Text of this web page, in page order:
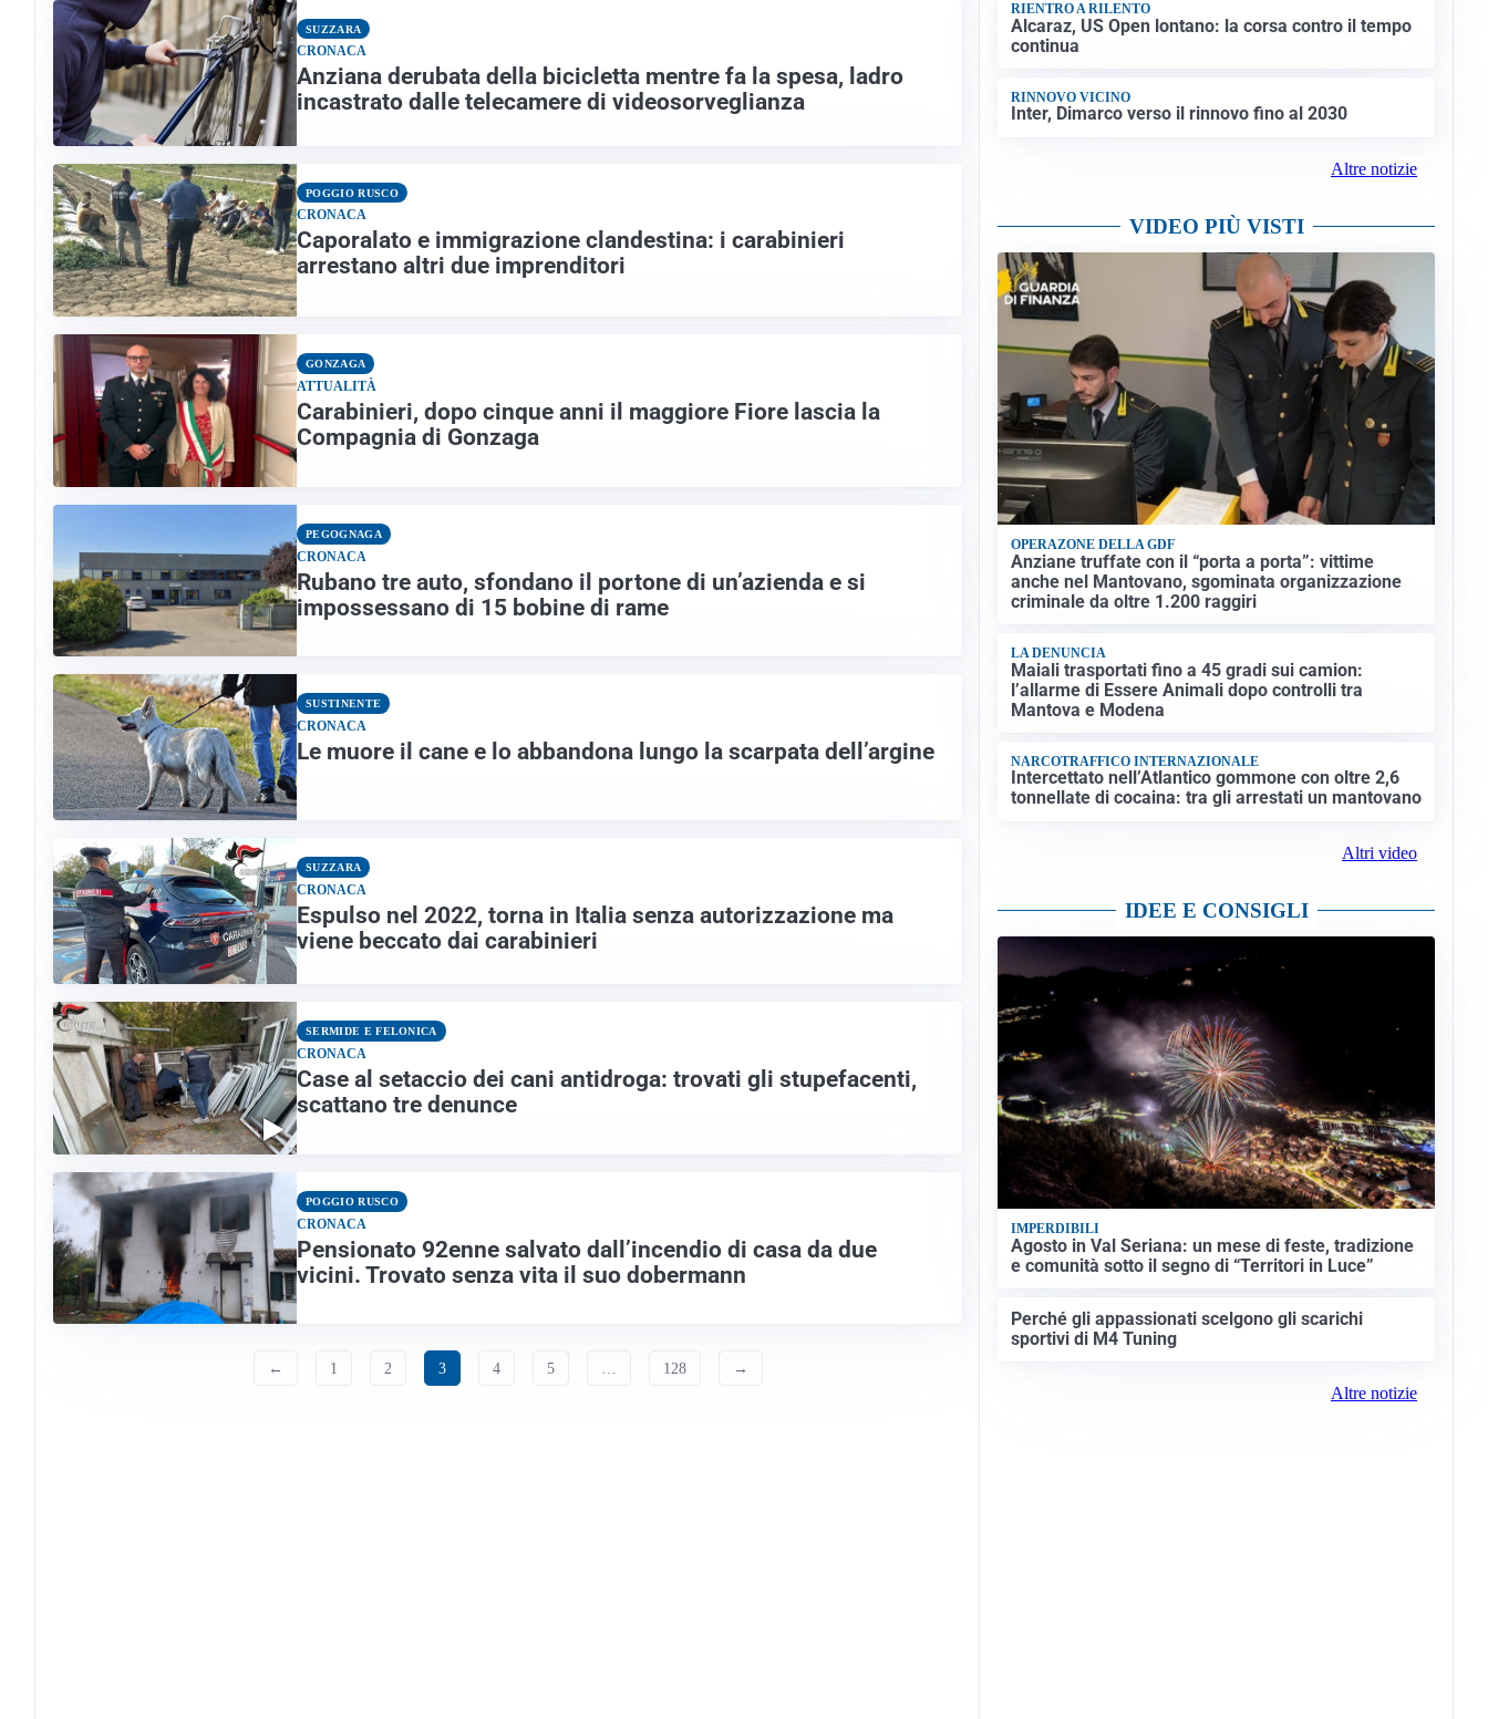
SUZZARA
CRONACA
Anziana derubata della bicicletta mentre fa la spesa, ladro
incastrato dalle telecamere di videosorveglianza
POGGIO RUSCO
CRONACA
Caporalato e immigrazione clandestina: i carabinieri
arrestano altri due imprenditori
GONZAGA
ATTUALITÀ
Carabinieri, dopo cinque anni il maggiore Fiore lascia la
Compagnia di Gonzaga
PEGOGNAGA
CRONACA
Rubano tre auto, sfondano il portone di un’azienda e si
impossessano di 15 bobine di rame
SUSTINENTE
CRONACA
Le muore il cane e lo abbandona lungo la scarpata dell’argine
SUZZARA
CRONACA
Espulso nel 2022, torna in Italia senza autorizzazione ma
viene beccato dai carabinieri
SERMIDE E FELONICA
CRONACA
Case al setaccio dei cani antidroga: trovati gli stupefacenti,
scattano tre denunce
POGGIO RUSCO
CRONACA
Pensionato 92enne salvato dall’incendio di casa da due
vicini. Trovato senza vita il suo dobermann
← 1 2 3 4 5 128 →
RIENTRO A RILENTO
Alcaraz, US Open lontano: la corsa contro il tempo
continua
RINNOVO VICINO
Inter, Dimarco verso il rinnovo fino al 2030
Altre notizie
VIDEO PIÙ VISTI
OPERAZONE DELLA GDF
Anziane truffate con il “porta a porta”: vittime
anche nel Mantovano, sgominata organizzazione
criminale da oltre 1.200 raggiri
LA DENUNCIA
Maiali trasportati fino a 45 gradi sui camion:
l’allarme di Essere Animali dopo controlli tra
Mantova e Modena
NARCOTRAFFICO INTERNAZIONALE
Intercettato nell’Atlantico gommone con oltre 2,6
tonnellate di cocaina: tra gli arrestati un mantovano
Altri video
IDEE E CONSIGLI
IMPERDIBILI
Agosto in Val Seriana: un mese di feste, tradizione
e comunità sotto il segno di “Territori in Luce”
Perché gli appassionati scelgono gli scarichi
sportivi di M4 Tuning
Altre notizie